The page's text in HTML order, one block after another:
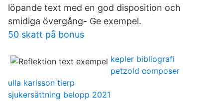
löpande text med en god disposition och
smidiga övergång- Ge exempel.
50 skatt på bonus
kepler bibliografi
petzold composer
ulla karlsson tierp
sjukersättning belopp 2021